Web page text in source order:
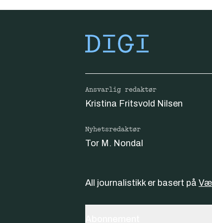
Ansvarlig redaktør
Kristina Fritsvold Nilsen
Nyhetsredaktør
Tor M. Nondal
All journalistikk er basert på